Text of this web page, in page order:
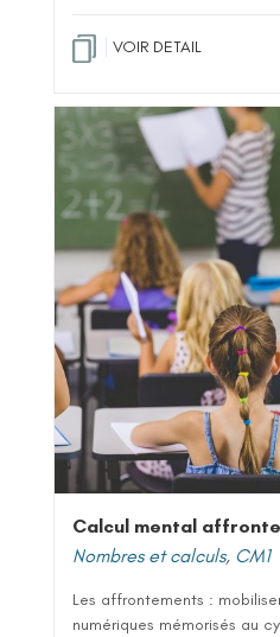
VOIR DETAIL
Calcul mental
Nombres et calculs, CM1
Les affrontements :
numériques mémorisés au